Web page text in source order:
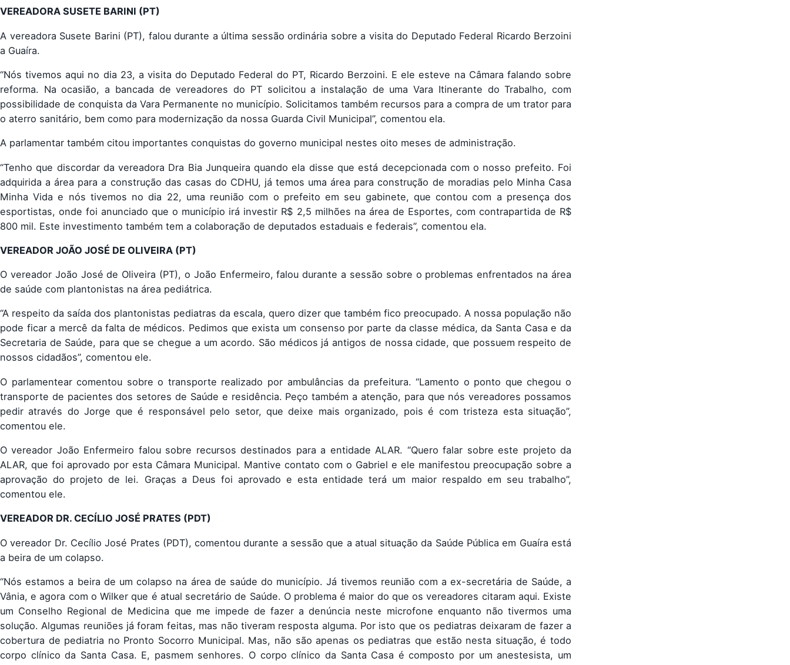
VEREADORA SUSETE BARINI (PT)
A vereadora Susete Barini (PT), falou durante a última sessão ordinária sobre a visita do Deputado Federal Ricardo Berzoini
a Guaíra.
“Nós tivemos aqui no dia 23, a visita do Deputado Federal do PT, Ricardo Berzoini. E ele esteve na Câmara falando sobre
reforma. Na ocasião, a bancada de vereadores do PT solicitou a instalação de uma Vara Itinerante do Trabalho, com
possibilidade de conquista da Vara Permanente no município. Solicitamos também recursos para a compra de um trator para
o aterro sanitário, bem como para modernização da nossa Guarda Civil Municipal”, comentou ela.
A parlamentar também citou importantes conquistas do governo municipal nestes oito meses de administração.
“Tenho que discordar da vereadora Dra Bia Junqueira quando ela disse que está decepcionada com o nosso prefeito. Foi
adquirida a área para a construção das casas do CDHU, já temos uma área para construção de moradias pelo Minha Casa
Minha Vida e nós tivemos no dia 22, uma reunião com o prefeito em seu gabinete, que contou com a presença dos
esportistas, onde foi anunciado que o município irá investir R$ 2,5 milhões na área de Esportes, com contrapartida de R$
800 mil. Este investimento também tem a colaboração de deputados estaduais e federais”, comentou ela.
VEREADOR JOÃO JOSÉ DE OLIVEIRA (PT)
O vereador João José de Oliveira (PT), o João Enfermeiro, falou durante a sessão sobre o problemas enfrentados na área
de saúde com plantonistas na área pediátrica.
“A respeito da saída dos plantonistas pediatras da escala, quero dizer que também fico preocupado. A nossa população não
pode ficar a mercê da falta de médicos. Pedimos que exista um consenso por parte da classe médica, da Santa Casa e da
Secretaria de Saúde, para que se chegue a um acordo. São médicos já antigos de nossa cidade, que possuem respeito de
nossos cidadãos”, comentou ele.
O parlamentear comentou sobre o transporte realizado por ambulâncias da prefeitura. “Lamento o ponto que chegou o
transporte de pacientes dos setores de Saúde e residência. Peço também a atenção, para que nós vereadores possamos
pedir através do Jorge que é responsável pelo setor, que deixe mais organizado, pois é com tristeza esta situação”,
comentou ele.
O vereador João Enfermeiro falou sobre recursos destinados para a entidade ALAR. “Quero falar sobre este projeto da
ALAR, que foi aprovado por esta Câmara Municipal. Mantive contato com o Gabriel e ele manifestou preocupação sobre a
aprovação do projeto de lei. Graças a Deus foi aprovado e esta entidade terá um maior respaldo em seu trabalho”,
comentou ele.
VEREADOR DR. CECÍLIO JOSÉ PRATES (PDT)
O vereador Dr. Cecílio José Prates (PDT), comentou durante a sessão que a atual situação da Saúde Pública em Guaíra está
a beira de um colapso.
“Nós estamos a beira de um colapso na área de saúde do município. Já tivemos reunião com a ex-secretária de Saúde, a
Vânia, e agora com o Wilker que é atual secretário de Saúde. O problema é maior do que os vereadores citaram aqui. Existe
um Conselho Regional de Medicina que me impede de fazer a denúncia neste microfone enquanto não tivermos uma
solução. Algumas reuniões já foram feitas, mas não tiveram resposta alguma. Por isto que os pediatras deixaram de fazer a
cobertura de pediatria no Pronto Socorro Municipal. Mas, não são apenas os pediatras que estão nesta situação, é todo
corpo clínico da Santa Casa. E, pasmem senhores. O corpo clínico da Santa Casa é composto por um anestesista, um